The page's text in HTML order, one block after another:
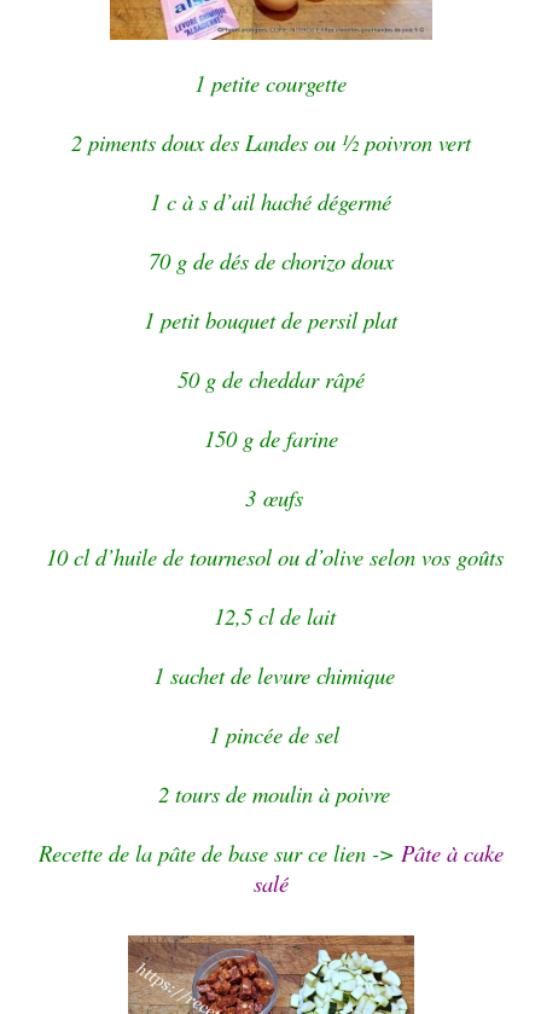
1 petite courgette
2 piments doux des Landes ou ½ poivron vert
1 c à s d’ail haché dégermé
70 g de dés de chorizo doux
1 petit bouquet de persil plat
50 g de cheddar râpé
150 g de farine
3 œufs
10 cl d’huile de tournesol ou d’olive selon vos goûts
12,5 cl de lait
1 sachet de levure chimique
1 pincée de sel
2 tours de moulin à poivre
Recette de la pâte de base sur ce lien -> Pâte à cake
salé